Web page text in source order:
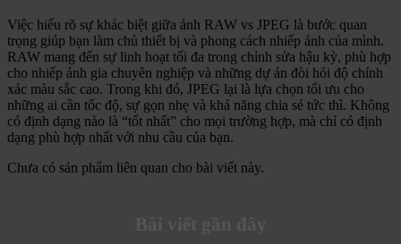
Việc hiểu rõ sự khác biệt giữa ảnh RAW vs JPEG là bước quan
trọng giúp bạn làm chủ thiết bị và phong cách nhiếp ảnh của mình.
RAW mang đến sự linh hoạt tối đa trong chỉnh sửa hậu kỳ, phù hợp
cho nhiếp ảnh gia chuyên nghiệp và những dự án đòi hỏi độ chính
xác màu sắc cao. Trong khi đó, JPEG lại là lựa chọn tối ưu cho
những ai cần tốc độ, sự gọn nhẹ và khả năng chia sẻ tức thì. Không
có định dạng nào là “tốt nhất” cho mọi trường hợp, mà chỉ có định
dạng phù hợp nhất với nhu cầu của bạn.
Chưa có sản phẩm liên quan cho bài viết này.